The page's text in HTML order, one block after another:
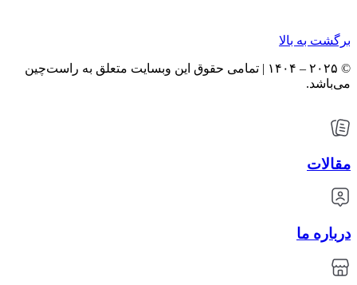
برگشت به بالا
© ۲۰۲۵ – ۱۴۰۴ | تمامی حقوق این وبسایت متعلق به راست‌چین
می‌باشد.
مقالات
درباره ما